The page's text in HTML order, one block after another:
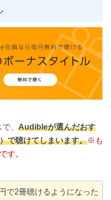
、 Audibleが選んだおす
で聴けてしまいます。※も
す。
で2冊聴けるようになった